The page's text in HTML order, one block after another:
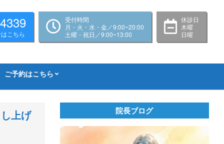
こちら
受付時間
月・火・水・金／9:00~20:00
土曜・祝日／9:00~13:00
休診日
木曜
日曜
ご予約はこちら
上げ 院長ブログ